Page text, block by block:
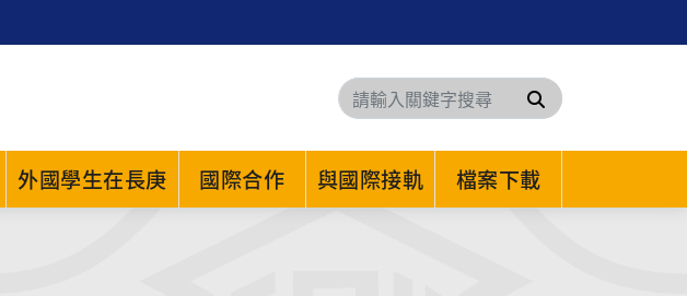
搜尋
外國學生在長庚 國際合作 與國際接軌 檔案下載